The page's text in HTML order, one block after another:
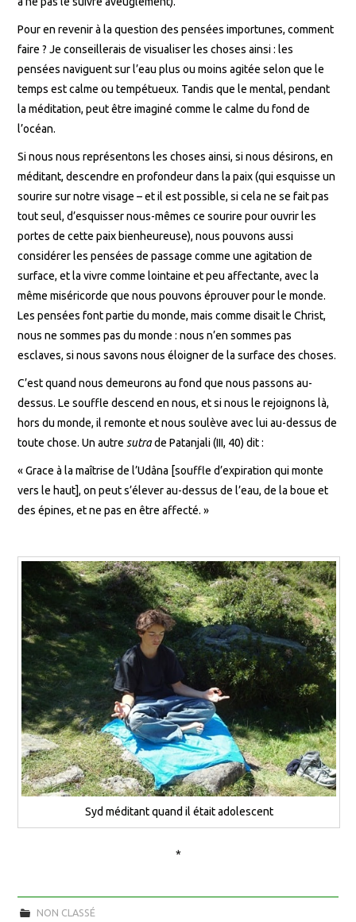
Pour en revenir à la question des pensées importunes, comment
faire ? Je conseillerais de visualiser les choses ainsi : les
pensées naviguent sur l’eau plus ou moins agitée selon que le
temps est calme ou tempétueux. Tandis que le mental, pendant
la méditation, peut être imaginé comme le calme du fond de
l’océan.
Si nous nous représentons les choses ainsi, si nous désirons, en
méditant, descendre en profondeur dans la paix (qui esquisse un
sourire sur notre visage – et il est possible, si cela ne se fait pas
tout seul, d’esquisser nous-mêmes ce sourire pour ouvrir les
portes de cette paix bienheureuse), nous pouvons aussi
considérer les pensées de passage comme une agitation de
surface, et la vivre comme lointaine et peu affectante, avec la
même miséricorde que nous pouvons éprouver pour le monde.
Les pensées font partie du monde, mais comme disait le Christ,
nous ne sommes pas du monde : nous n’en sommes pas
esclaves, si nous savons nous éloigner de la surface des choses.
C’est quand nous demeurons au fond que nous passons au-
dessus. Le souffle descend en nous, et si nous le rejoignons là,
hors du monde, il remonte et nous soulève avec lui au-dessus de
toute chose. Un autre sutrade Patanjali (III, 40) dit :
« Grace à la maîtrise de l’Udâna [souffle d’expiration qui monte
vers le haut], on peut s’élever au-dessus de l’eau, de la boue et
des épines, et ne pas en être affecté. »
Syd méditant quand il était adolescent
*
NON CLASSÉ